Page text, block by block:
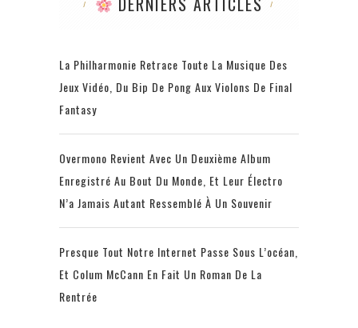
La Philharmonie Retrace Toute La Musique Des
Jeux Vidéo, Du Bip De Pong Aux Violons De Final
Fantasy
Overmono Revient Avec Un Deuxième Album
Enregistré Au Bout Du Monde, Et Leur Électro
N’a Jamais Autant Ressemblé À Un Souvenir
Presque Tout Notre Internet Passe Sous L’océan,
Et Colum McCann En Fait Un Roman De La
Rentrée